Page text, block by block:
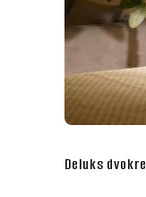
i kadom